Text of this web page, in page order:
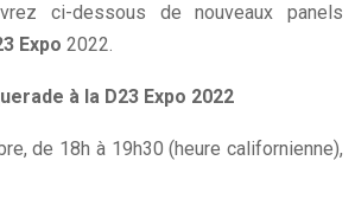
ci-dessous de nouveaux panels
Expo 2022.
à la D23 Expo 2022
de 18h à 19h30 (heure californienne),